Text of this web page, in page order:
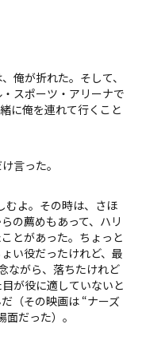
俺が折れた。そして、
スポーツ・アリーナで
に俺を連れて行くこと
言った。
むよ。その時は、さほ
の薦めもあって、ハリ
とがあった。ちょっと
い役だったけれど、最
ながら、落ちたけれど
が役に適していないと
（その映画は “ナーズ
だった）。